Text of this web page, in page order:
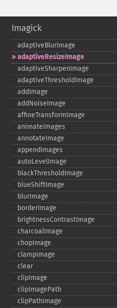
Imagick
adaptiveBlurImage
adaptiveResizeImage
adaptiveSharpenImage
adaptiveThresholdImage
addImage
addNoiseImage
affineTransformImage
animateImages
annotateImage
appendImages
autoLevelImage
blackThresholdImage
blueShiftImage
blurImage
borderImage
brightnessContrastImage
charcoalImage
chopImage
clampImage
clear
clipImage
clipImagePath
clipPathImage